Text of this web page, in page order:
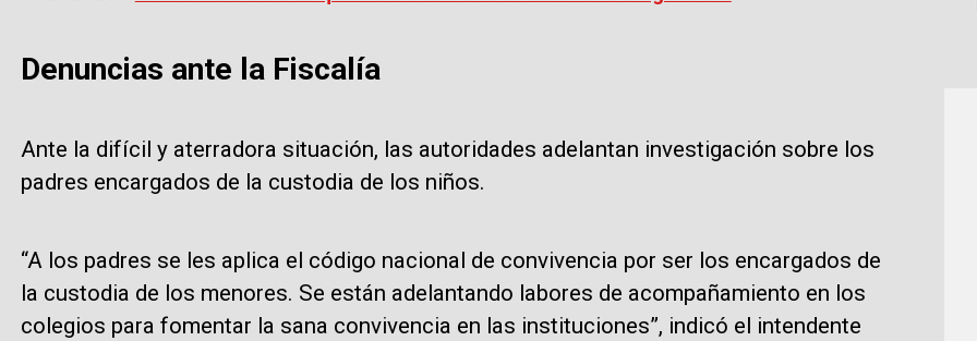
Denuncias ante la Fiscalía
Ante la difícil y aterradora situación, las autoridades adelantan investigación sobre los
padres encargados de la custodia de los niños.
“A los padres se les aplica el código nacional de convivencia por ser los encargados de
la custodia de los menores. Se están adelantando labores de acompañamiento en los
colegios para fomentar la sana convivencia en las instituciones”, indicó el intendente